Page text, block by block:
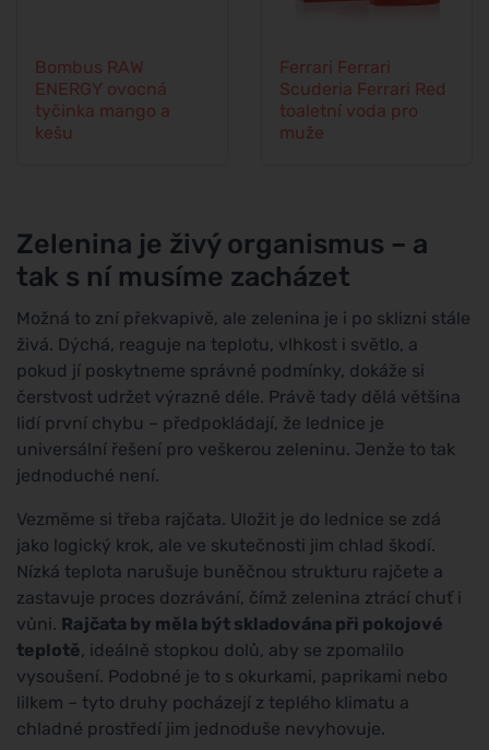
Bombus RAW
ENERGY ovocná
tyčinka mango a
kešu
Ferrari Ferrari
Scuderia Ferrari Red
toaletní voda pro
muže
Zelenina je živý organismus – a
tak s ní musíme zacházet
Možná to zní překvapivě, ale zelenina je i po sklizni stále
živá. Dýchá, reaguje na teplotu, vlhkost i světlo, a
pokud jí poskytneme správné podmínky, dokáže si
čerstvost udržet výrazně déle. Právě tady dělá většina
lidí první chybu – předpokládají, že lednice je
universální řešení pro veškerou zeleninu. Jenže to tak
jednoduché není.
Vezměme si třeba rajčata. Uložit je do lednice se zdá
jako logický krok, ale ve skutečnosti jim chlad škodí.
Nízká teplota narušuje buněčnou strukturu rajčete a
zastavuje proces dozrávání, čímž zelenina ztrácí chuť i
vůni. Rajčata by měla být skladována při pokojové
teplotě, ideálně stopkou dolů, aby se zpomalilo
vysoušení. Podobné je to s okurkami, paprikami nebo
lilkem – tyto druhy pocházejí z teplého klimatu a
chladné prostředí jim jednoduše nevyhovuje.